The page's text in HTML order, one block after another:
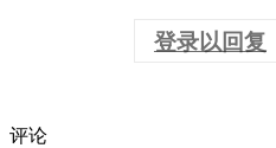
登录以回复
评论